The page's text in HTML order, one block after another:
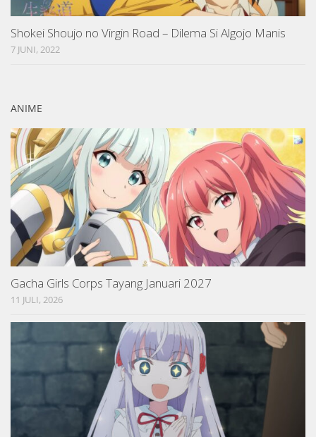
Shokei Shoujo no Virgin Road – Dilema Si Algojo Manis
7 JUNI, 2022
ANIME
Gacha Girls Corps Tayang Januari 2027
11 JULI, 2026